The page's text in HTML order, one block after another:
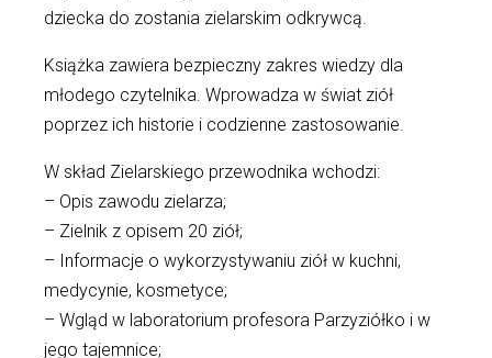
dziecka do zostania zielarskim odkrywcą.
Książka zawiera bezpieczny zakres wiedzy dla
młodego czytelnika. Wprowadza w świat ziół
poprzez ich historie i codzienne zastosowanie.
W skład Zielarskiego przewodnika wchodzi:
– Opis zawodu zielarza;
– Zielnik z opisem 20 ziół;
– Informacje o wykorzystywaniu ziół w kuchni,
medycynie, kosmetyce;
– Wgląd w laboratorium profesora Parzyziółko i w
jego tajemnice;